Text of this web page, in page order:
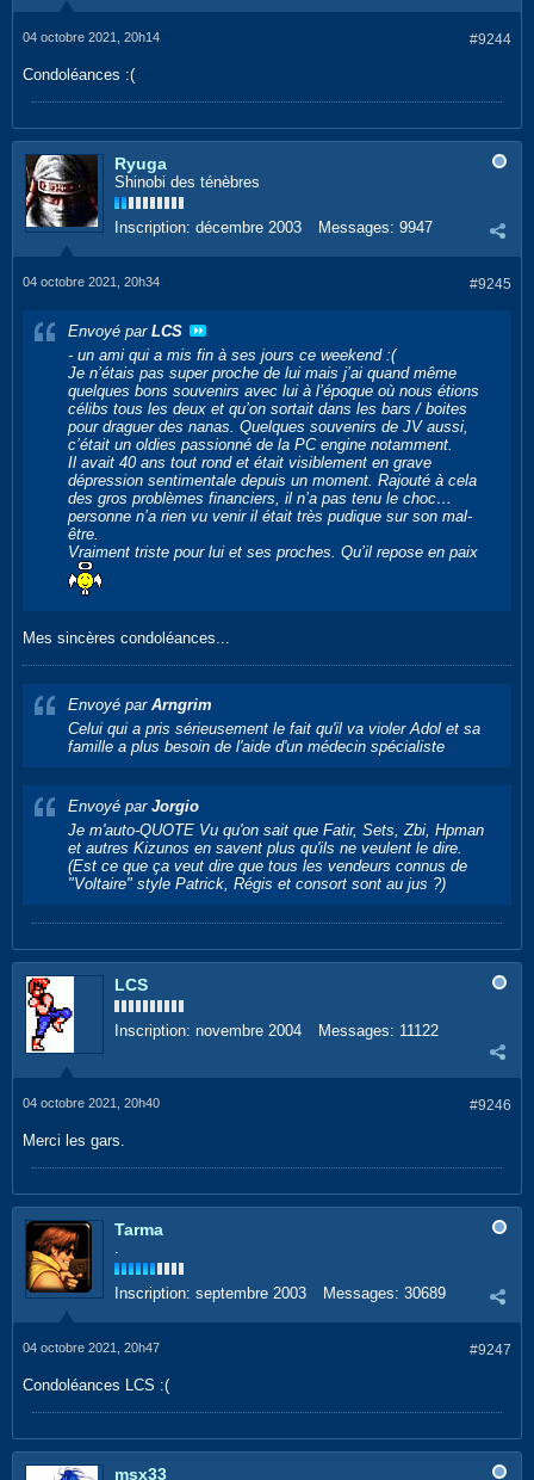
#9244
04 octobre 2021, 20h14
Condoléances :(
Ryuga
Shinobi des ténèbres
Inscription: décembre 2003 Messages: 9947
#9245
04 octobre 2021, 20h34
Envoyé par LCS
- un ami qui a mis fin à ses jours ce weekend :(
Je n’étais pas super proche de lui mais j’ai quand même
quelques bons souvenirs avec lui à l’époque où nous étions
célibs tous les deux et qu’on sortait dans les bars / boites
pour draguer des nanas. Quelques souvenirs de JV aussi,
c’était un oldies passionné de la PC engine notamment.
Il avait 40 ans tout rond et était visiblement en grave
dépression sentimentale depuis un moment. Rajouté à cela
des gros problèmes financiers, il n’a pas tenu le choc…
personne n’a rien vu venir il était très pudique sur son mal-
être.
Vraiment triste pour lui et ses proches. Qu’il repose en paix
Mes sincères condoléances...
Envoyé par Arngrim
Celui qui a pris sérieusement le fait qu'il va violer Adol et sa
famille a plus besoin de l'aide d'un médecin spécialiste
Envoyé par Jorgio
Je m'auto-QUOTE Vu qu'on sait que Fatir, Sets, Zbi, Hpman
et autres Kizunos en savent plus qu'ils ne veulent le dire.
(Est ce que ça veut dire que tous les vendeurs connus de
"Voltaire" style Patrick, Régis et consort sont au jus ?)
LCS
Inscription: novembre 2004 Messages: 11122
#9246
04 octobre 2021, 20h40
Merci les gars.
Tarma
.
Inscription: septembre 2003 Messages: 30689
#9247
04 octobre 2021, 20h47
Condoléances LCS :(
msx33